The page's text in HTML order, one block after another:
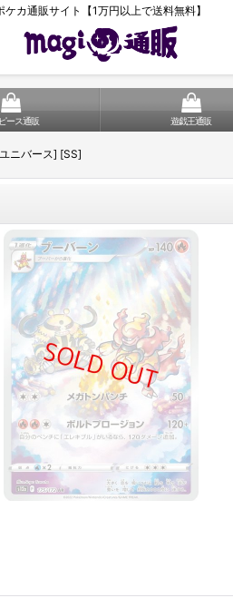
ケカ通販サイト【1万円以上で送料無料】
ース通販 遊戯王通販
ニバース] [SS]